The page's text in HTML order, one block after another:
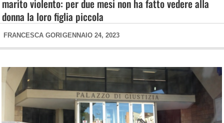
marito violento: per due mesi non ha fatto vedere alla
donna la loro figlia piccola
FRANCESCA GORI GENNAIO 24, 2023